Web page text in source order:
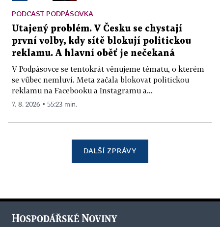
PODCAST PODPÁSOVKA
Utajený problém. V Česku se chystají
první volby, kdy sítě blokují politickou
reklamu. A hlavní oběť je nečekaná
V Podpásovce se tentokrát věnujeme tématu, o kterém
se vůbec nemluví. Meta začala blokovat politickou
reklamu na Facebooku a Instagramu a...
7. 8. 2026 ▪ 55:23 min.
DALŠÍ ZPRÁVY